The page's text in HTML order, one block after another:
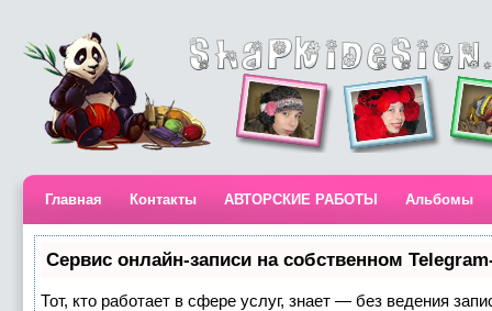
Главная Контакты АВТОРСКИЕ РАБОТЫ Альбомы
Сервис онлайн-записи на собственном
Тот, кто работает в сфере услуг, знает — без ведения